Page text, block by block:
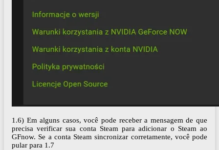
1.6) Em alguns casos, você pode receber a mensagem de que
precisa verificar sua conta Steam para adicionar o Steam ao
GFnow. Se a conta Steam sincronizar corretamente, você pode
pular para 1.7